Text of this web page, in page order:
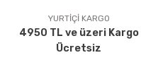
bulunuyor.
pahalı.
olmalı.
YURTİÇİ KARGO
4950 TL ve üzeri Kargo
Ücretsiz